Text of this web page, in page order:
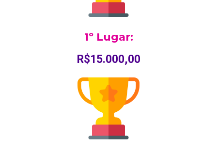
1º Lugar:
R$15.000,00